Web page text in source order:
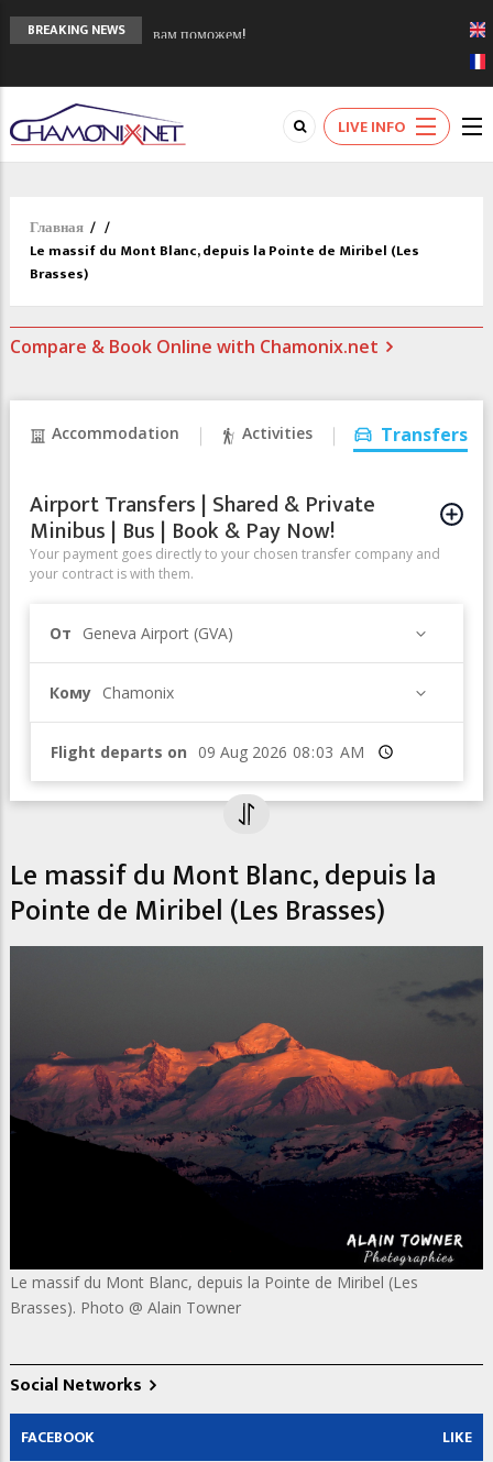
BREAKING NEWS
Сочи 2014 - 90 лет спустя олимпиады
Кол де Монте закрыт 11 января 2013
Chamonixporusski - Русское Шамони. Мы
вам поможем!
LIVE INFO
Главная / /
Le massif du Mont Blanc, depuis la Pointe de Miribel (Les
Brasses)
Compare & Book Online with Chamonix.net
Accommodation Activities Transfers
Airport Transfers | Shared & Private
Minibus | Bus | Book & Pay Now!
Your payment goes directly to your chosen transfer company and
your contract is with them.
От Geneva Airport (GVA)
Кому Chamonix
Flight departs on Время
Le massif du Mont Blanc, depuis la
Pointe de Miribel (Les Brasses)
Le massif du Mont Blanc, depuis la Pointe de Miribel (Les
Brasses). Photo @ Alain Towner
Social Networks
FACEBOOK LIKE